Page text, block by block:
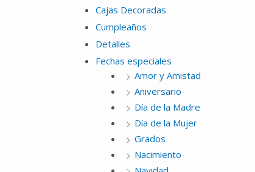
Cajas Decoradas
Cumpleaños
Detalles
Fechas especiales
Amor y Amistad
Aniversario
Día de la Madre
Día de la Mujer
Grados
Nacimiento